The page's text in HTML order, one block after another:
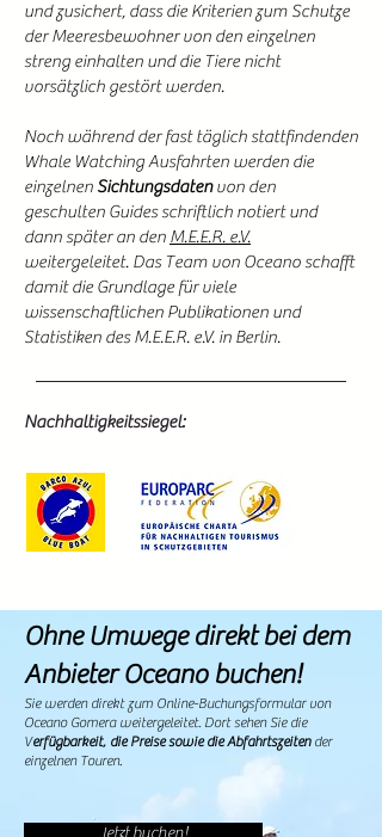
und zusichert, dass die Kriterien zum Schutze
der Meeresbewohner von den einzelnen
streng einhalten und die Tiere nicht
vorsätzlich gestört werden.
Noch während der fast täglich stattfindenden
Whale Watching Ausfahrten werden die
einzelnen Sichtungsdatenvon den
geschulten Guides schriftlich notiert und
dann später an den M.E.E.R. e.V.
weitergeleitet. Das Team von Oceano schafft
damit die Grundlage für viele
wissenschaftlichen Publikationen und
Statistiken des M.E.E.R. e.V. in Berlin.
Nachhaltigkeitssiegel:
Ohne Umwege direkt bei dem
Anbieter Oceano buchen!
Sie werden direkt zum Online-Buchungsformular von
Oceano Gomera weitergeleitet. Dort sehen Sie die
Verfügbarkeit, die Preise sowie die Abfahrtszeitender
einzelnen Touren.